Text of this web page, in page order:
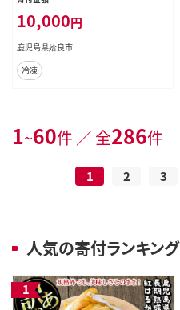
ペット フード エサ おやつ ごはん ご
飯 間食 ご褒美 ペット関係
10,000円
鹿児島県姶良市
冷凍
1~60件 ／ 全286件
1 2 3
人気の寄付ランキング